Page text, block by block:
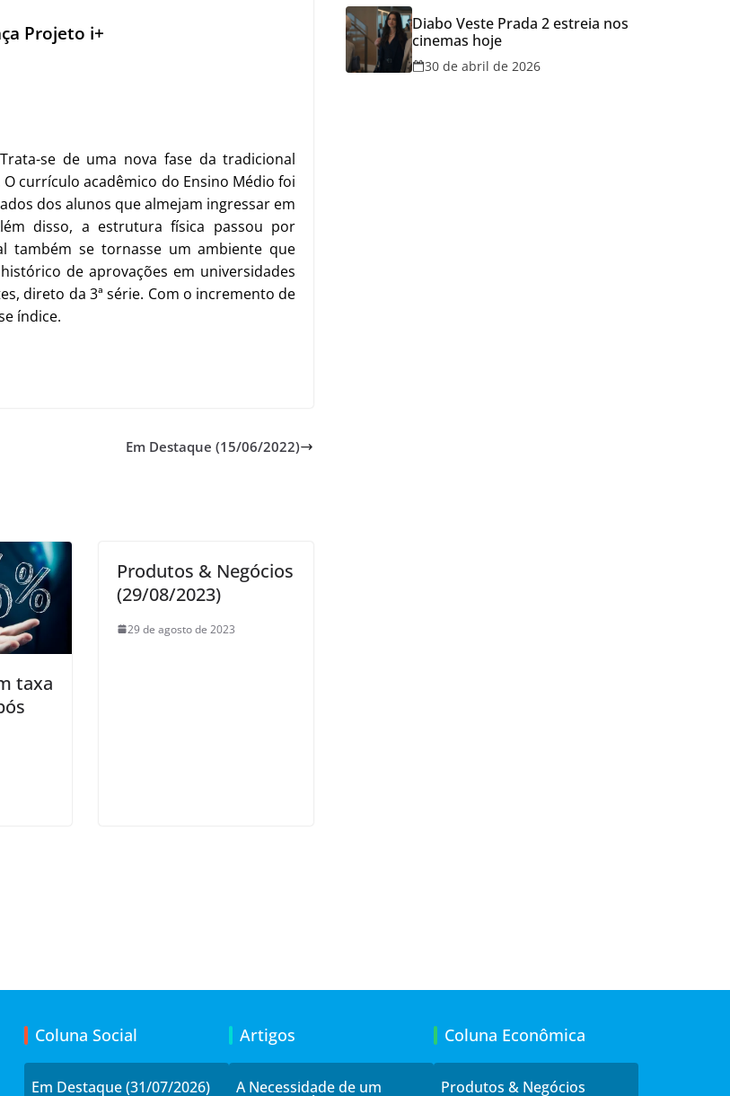
Projeto i+
se de uma nova fase da tradicional
currículo acadêmico do Ensino Médio foi
dos alunos que almejam ingressar em
disso, a estrutura física passou por
também se tornasse um ambiente que
de aprovações em universidades
direto da 3ª série. Com o incremento de
índice.
Em Destaque (15/06/2022)
taxa
Produtos & Negócios
(29/08/2023)
29 de agosto de 2023
Diabo Veste Prada 2 estreia nos
cinemas hoje
30 de abril de 2026
Coluna Social
Em Destaque (31/07/2026)
Artigos
A Necessidade de um
Coluna Econômica
Produtos & Negócios